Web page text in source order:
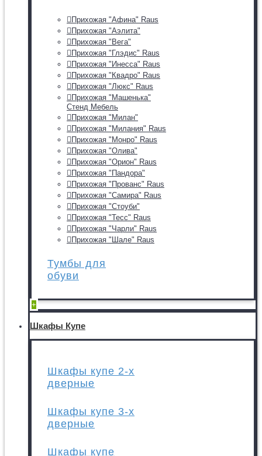
Прихожая "Афина" Raus
Прихожая "Аэлита"
Прихожая "Вега"
Прихожая "Глэдис" Raus
Прихожая "Инесса" Raus
Прихожая "Квадро" Raus
Прихожая "Люкс" Raus
Прихожая "Машенька"
Стенд Мебель
Прихожая "Милан"
Прихожая "Милания" Raus
Прихожая "Монро" Raus
Прихожая "Олива"
Прихожая "Орион" Raus
Прихожая "Пандора"
Прихожая "Прованс" Raus
Прихожая "Самира" Raus
Прихожая "Стоуби"
Прихожая "Тесс" Raus
Прихожая "Чарли" Raus
Прихожая "Шале" Raus
Тумбы для
обуви
+
Шкафы Купе
Шкафы купе 2-х
дверные
Шкафы купе 3-х
дверные
Шкафы купе